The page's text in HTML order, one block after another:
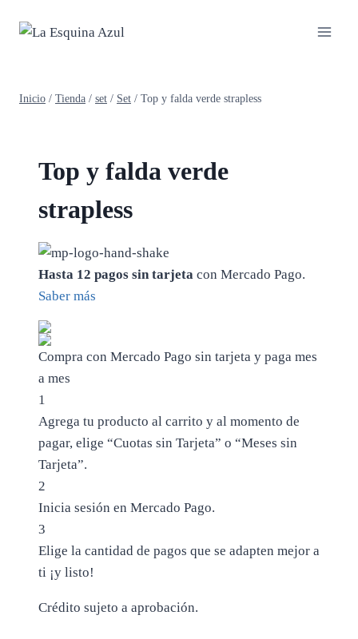
Inicio / Tienda / set / Set / Top y falda verde strapless
Top y falda verde
strapless
Hasta 12 pagos sin tarjeta con Mercado Pago.
Saber más
Compra con Mercado Pago sin tarjeta y paga mes
a mes
1
Agrega tu producto al carrito y al momento de
pagar, elige “Cuotas sin Tarjeta” o “Meses sin
Tarjeta”.
2
Inicia sesión en Mercado Pago.
3
Elige la cantidad de pagos que se adapten mejor a
ti ¡y listo!
Crédito sujeto a aprobación.